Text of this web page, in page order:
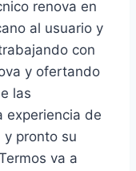
renova en
al usuario y
con
y ofertando
las
experiencia de
y pronto su
va a